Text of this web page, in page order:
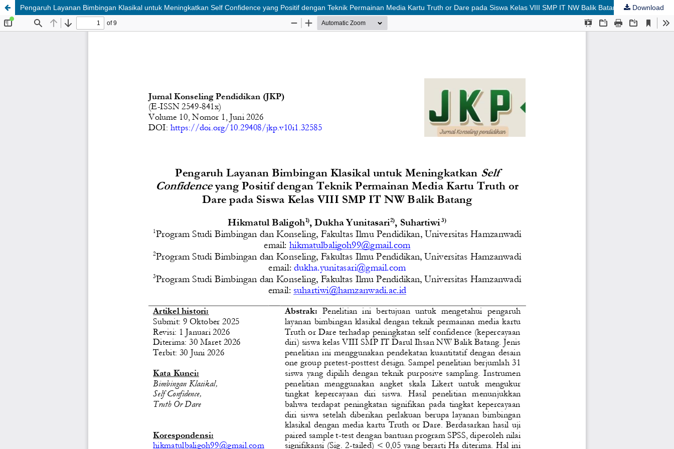
Pengaruh Layanan Bimbingan Klasikal untuk Meningkatkan Self Confidence yang Positif dengan Teknik Permainan Media Kartu Truth or Dare pada Siswa Kelas VIII SMP IT NW Balik Batang Download